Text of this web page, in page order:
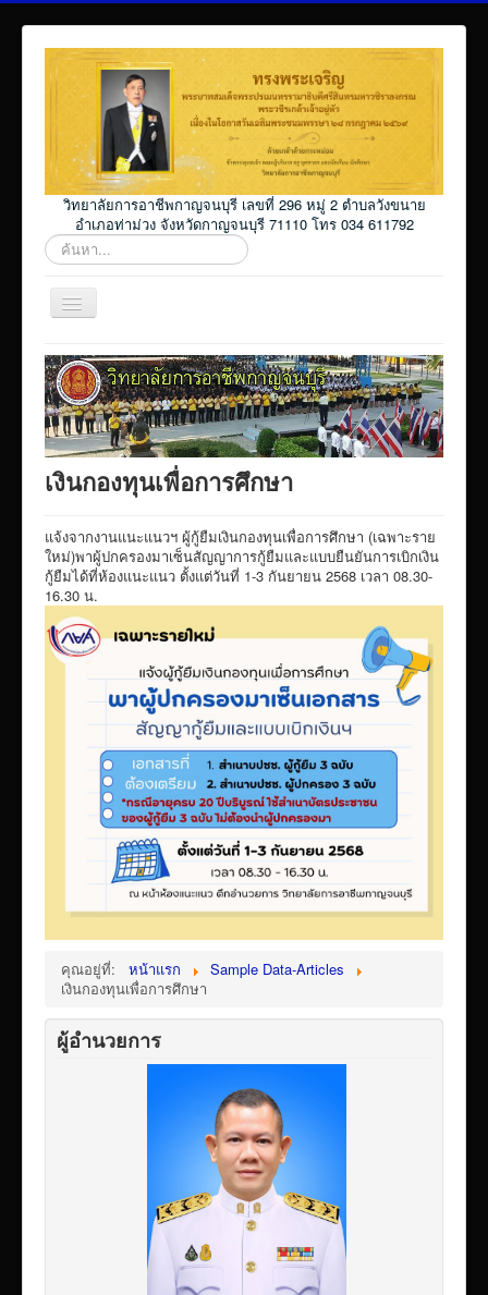
วิทยาลัยการอาชีพกาญจนบุรี เลขที่ 296 หมู่ 2 ตำบลวังขนาย
อำเภอท่าม่วง จังหวัดกาญจนบุรี 71110 โทร 034 611792
ค้นหา...
สลับ
เก
ชั่น
Home
โปรแกรม ศธ02 ออนไลน์
Elearning_kicec
Facebookงานประชาสัมพันธ์
ITA/ข้อมูลสาธารณะ
ID-PLAN
พัสดุ/จัดซื่อจัดจ้าง
Link รวมระบบรายงานข้อมูลต่าง ๆ
ติดต่อวิทยาลัย
แบบประเมินครูผู้สอน
ห้องสมุดอิเล็กทรอนิกส์
ศูนย์ซ่อมสร้างเพื่อชุมชน FixitCenter
รวม Link หน้าเว็บ QRCode
กฎหมายด้านการศึกษา
ร้องเรียน/ร้องทุกข์/สอบถามรายละเอียด
เผยแพร่ผลงานวิชาการ
ข้อมูลเปิดเผยต่อสาธารณะ ita 2569
เงินกองทุนเพื่อการศึกษา
แจ้งจากงานแนะแนวฯ ผู้กู้ยืมเงินกองทุนเพื่อการศึกษา (เฉพาะราย
ใหม่)พาผู้ปกครองมาเซ็นสัญญาการกู้ยืมและแบบยืนยันการเบิกเงิน
กู้ยืมได้ที่ห้องแนะแนว ตั้งแต่วันที่ 1-3 กันยายน 2568 เวลา 08.30-
16.30 น.
คุณอยู่ที่: หน้าแรก
Sample Data-Articles
เงินกองทุนเพื่อการศึกษา
ผู้อำนวยการ